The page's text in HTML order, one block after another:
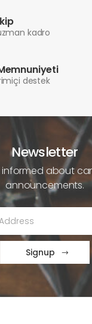
kadro
destek
Newsletter
informed about
announcements.
Signup